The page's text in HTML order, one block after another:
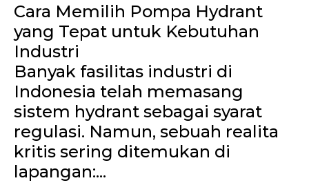
Cara Memilih Pompa Hydrant
yang Tepat untuk Kebutuhan
Industri
Banyak fasilitas industri di
Indonesia telah memasang
sistem hydrant sebagai syarat
regulasi. Namun, sebuah realita
kritis sering ditemukan di
lapangan:...